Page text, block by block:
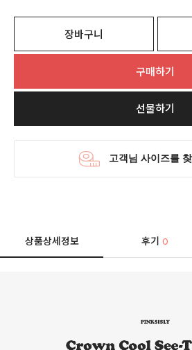
장바구니
구매하기
선물하기
상품상세정보 후기0